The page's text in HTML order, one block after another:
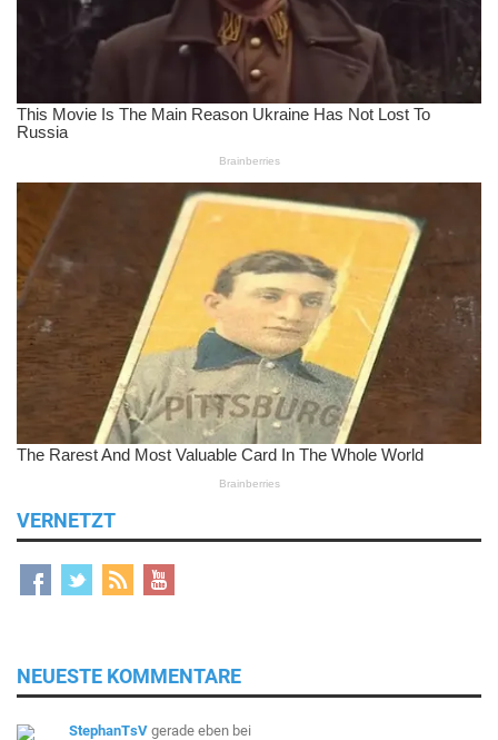
VERNETZT
NEUESTE KOMMENTARE
StephanTsV gerade eben bei